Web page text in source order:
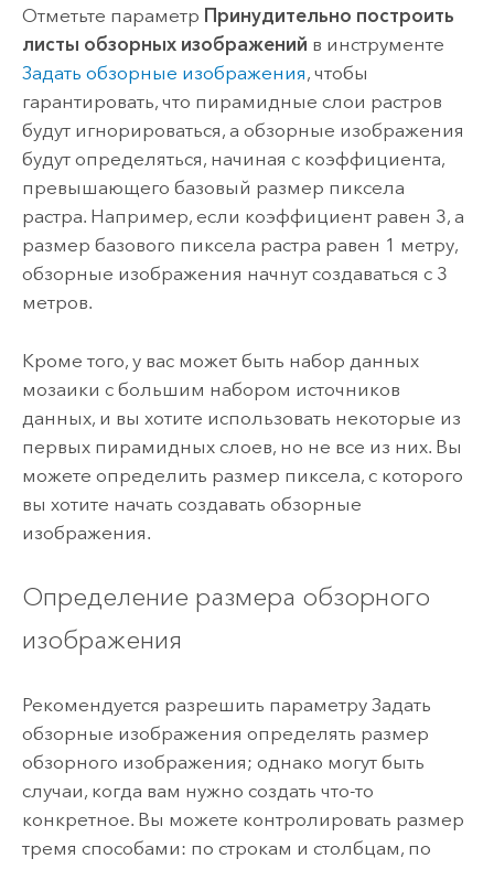
Отметьте параметр Принудительно построить
листы обзорных изображений в инструменте
Задать обзорные изображения, чтобы
гарантировать, что пирамидные слои растров
будут игнорироваться, а обзорные изображения
будут определяться, начиная с коэффициента,
превышающего базовый размер пиксела
растра. Например, если коэффициент равен 3, а
размер базового пиксела растра равен 1 метру,
обзорные изображения начнут создаваться с 3
метров.
Кроме того, у вас может быть набор данных
мозаики с большим набором источников
данных, и вы хотите использовать некоторые из
первых пирамидных слоев, но не все из них. Вы
можете определить размер пиксела, с которого
вы хотите начать создавать обзорные
изображения.
Определение размера обзорного
изображения
Рекомендуется разрешить параметру Задать
обзорные изображения определять размер
обзорного изображения; однако могут быть
случаи, когда вам нужно создать что-то
конкретное. Вы можете контролировать размер
тремя способами: по строкам и столбцам, по